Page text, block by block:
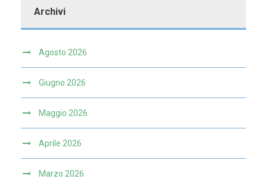
Archivi
Agosto 2026
Giugno 2026
Maggio 2026
Aprile 2026
Marzo 2026